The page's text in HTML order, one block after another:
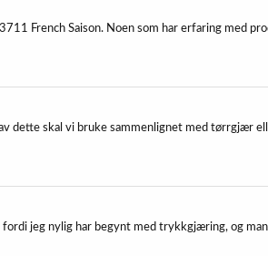
French Saison. Noen som har erfaring med
dette skal vi bruke sammenlignet med tørrgjær
jeg nylig har begynt med trykkgjæring, og